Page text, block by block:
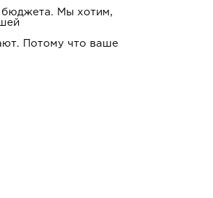
бюджета. Мы хотим,
Потому что ваше